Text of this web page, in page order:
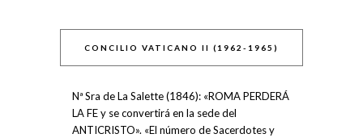
CONCILIO VATICANO II (1962-1965)
Nª Sra de La Salette (1846): «ROMA PERDERÁ
LA FE y se convertirá en la sede del
ANTICRISTO». «El número de Sacerdotes y